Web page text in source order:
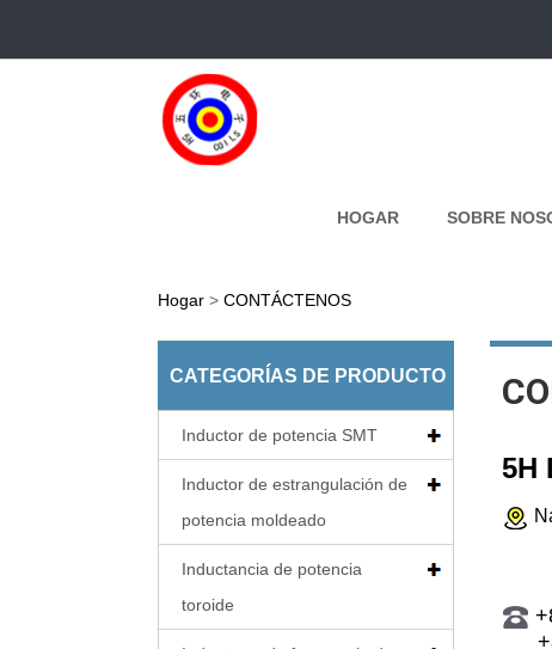
HOGAR SOBRE
Hogar > CONTÁCTENOS
CATEGORÍAS DE PRODUCTO
Inductor de potencia SMT
Inductor de estrangulación de
potencia moldeado
Inductancia de potencia
toroide
5H